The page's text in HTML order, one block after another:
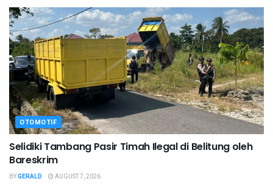
OTOMOTIF
Selidiki Tambang Pasir Timah Ilegal di Belitung oleh
Bareskrim
BYGERALD AUGUST 7, 2026